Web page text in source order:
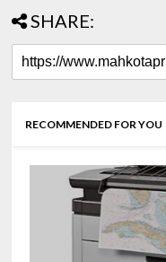
SHARE:
RECOMMENDED FOR YOU